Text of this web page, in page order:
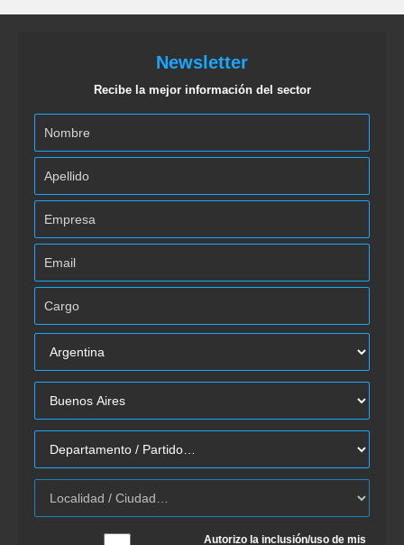
Newsletter
Recibe la mejor información del sector
Autorizo la inclusión/uso de mis